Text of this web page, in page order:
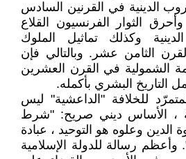
الدينية في القرنين السادس
الثوار الفرنسيون القلاع
وكذلك تماثيل الملوك
الثامن عشر. وبالتالي فإن
الشمولية في القرن العشرين
البشري بأكمله.
للخلافة "الداعشية" ليس
، الأساس ديني صريح: "شرط
الدين وعلوه هو التوحيد ، عبادة
رسالة للدولة الإسلامية